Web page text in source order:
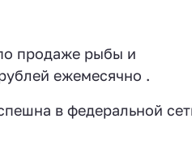
продаже рыбы и
ежемесячно .
в федеральной